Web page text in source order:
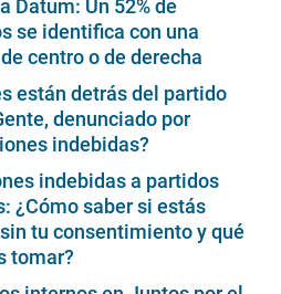
Datum: Un 52% de
se identifica con una
centro o de derecha
están detrás del partido
denunciado por
indebidas?
indebidas a partidos
¿Cómo saber si estás
tu consentimiento y qué
tomar?